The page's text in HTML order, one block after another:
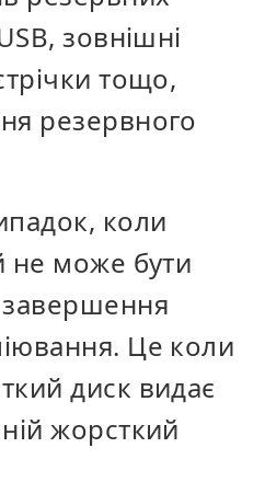
зовнішні
тощо,
резервного
коли
не може бути
завершення
Це коли
диск видає
жорсткий